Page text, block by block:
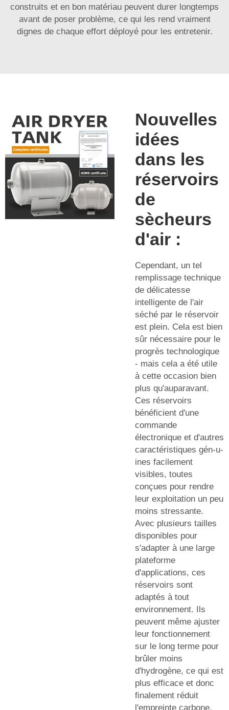
construits et en bon matériau peuvent durer longtemps
avant de poser problème, ce qui les rend vraiment
dignes de chaque effort déployé pour les entretenir.
Nouvelles
idées
dans les
réservoirs
de
sècheurs
d'air :
Cependant, un tel
remplissage technique
de délicatesse
intelligente de l'air
séché par le réservoir
est plein. Cela est bien
sûr nécessaire pour le
progrès technologique
- mais cela a été utile
à cette occasion bien
plus qu'auparavant.
Ces réservoirs
bénéficient d'une
commande
électronique et d'autres
caractéristiques gén-u-
ines facilement
visibles, toutes
conçues pour rendre
leur exploitation un peu
moins stressante.
Avec plusieurs tailles
disponibles pour
s'adapter à une large
plateforme
d'applications, ces
réservoirs sont
adaptés à tout
environnement. Ils
peuvent même ajuster
leur fonctionnement
sur le long terme pour
brûler moins
d'hydrogène, ce qui est
plus efficace et donc
finalement réduit
l'empreinte carbone.